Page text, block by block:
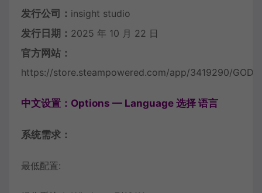
发行公司： insight studio
发行日期： 2025 年 10 月 22 日
官方网站：
https://store.steampowered.com/app/3419290/
中文设置：Options — Language 选择 语言
系统需求：
最低配置: